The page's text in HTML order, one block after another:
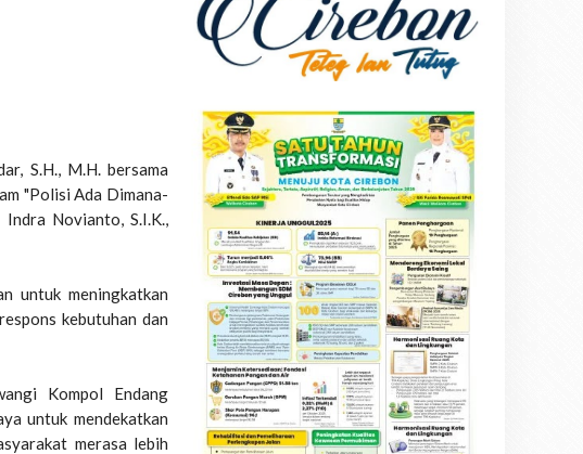
S.H., M.H. bersama
"Polisi Ada Dimana-
Novianto, S.I.K.,
untuk meningkatkan
kebutuhan dan
Kompol Endang
untuk mendekatkan
merasa lebih